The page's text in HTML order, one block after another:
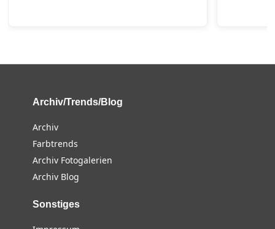
Archiv/Trends/Blog
Archiv
Farbtrends
Archiv Fotogalerien
Archiv Blog
Sonstiges